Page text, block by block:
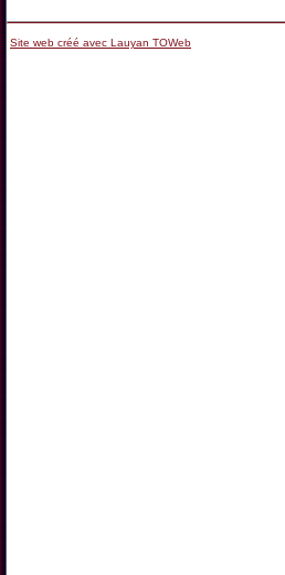
Site web créé avec Lauyan TOWeb